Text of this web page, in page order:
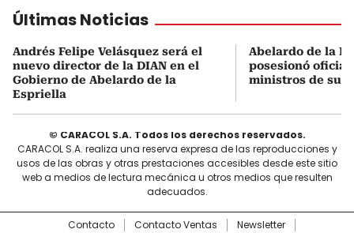
Últimas Noticias
Andrés Felipe Velásquez será el
nuevo director de la DIAN en el
Gobierno de Abelardo de la
Espriella
Abelardo de la
posesionó
ministros de su
© CARACOL S.A. Todos los derechos reservados.
CARACOL S.A. realiza una reserva expresa de las reproducciones y
usos de las obras y otras prestaciones accesibles desde este sitio
web a medios de lectura mecánica u otros medios que resulten
adecuados.
Contacto Contacto Ventas Newsletter